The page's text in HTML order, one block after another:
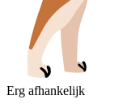
Erg afhankelijk